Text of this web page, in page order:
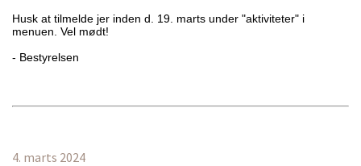
Husk at tilmelde jer inden d. 19. marts under "aktiviteter" i
menuen. Vel mødt!
- Bestyrelsen
4. marts 2024